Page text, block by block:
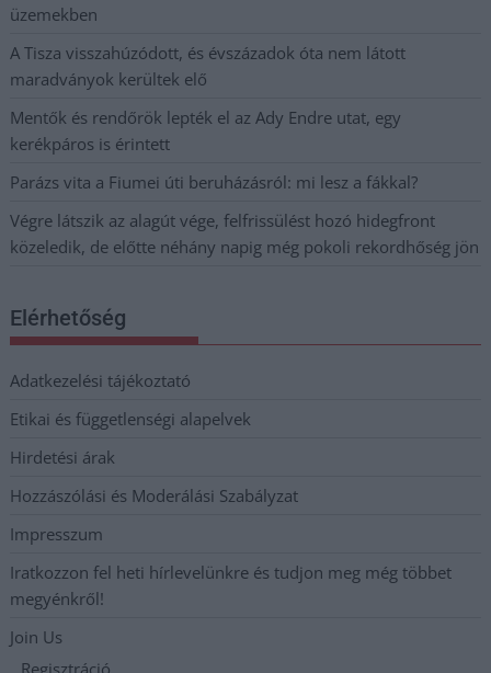
üzemekben
A Tisza visszahúzódott, és évszázadok óta nem látott
maradványok kerültek elő
Mentők és rendőrök lepték el az Ady Endre utat, egy
kerékpáros is érintett
Parázs vita a Fiumei úti beruházásról: mi lesz a fákkal?
Végre látszik az alagút vége, felfrissülést hozó hidegfront
közeledik, de előtte néhány napig még pokoli rekordhőség jön
Elérhetőség
Adatkezelési tájékoztató
Etikai és függetlenségi alapelvek
Hirdetési árak
Hozzászólási és Moderálási Szabályzat
Impresszum
Iratkozzon fel heti hírlevelünkre és tudjon meg még többet
megyénkről!
Join Us
Regisztráció